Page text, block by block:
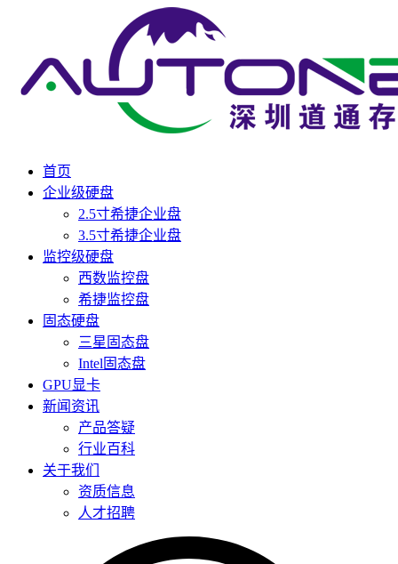
首页
企业级硬盘
2.5寸希捷企业盘
3.5寸希捷企业盘
监控级硬盘
西数监控盘
希捷监控盘
固态硬盘
三星固态盘
Intel固态盘
GPU显卡
新闻资讯
产品答疑
行业百科
关于我们
资质信息
人才招聘